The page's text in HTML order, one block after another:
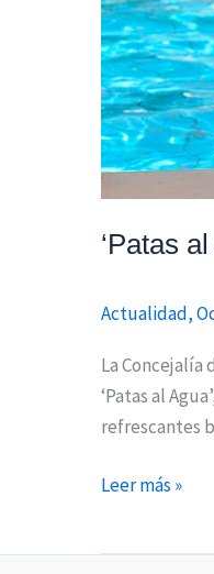
‘Patas
Actualidad,
La Concejalía
‘Patas al
refrescantes
Leer más »